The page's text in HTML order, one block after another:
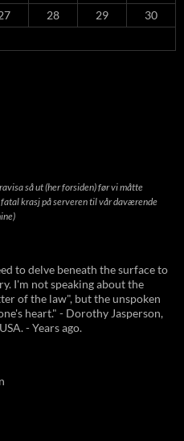
28 29
30
så ut (her forsiden) før vi måtte
krasj på serveren til vår daværende
to delve beneath the surface to
I'm not speaking about the
of the law", but the unspoken
heart." - Dorothy Jasperson,
- Years ago.